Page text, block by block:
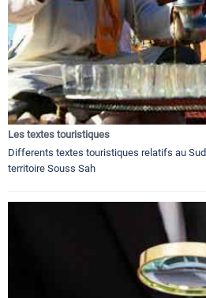
Les textes touristiques
Differents textes touristiques relatifs au
territoire Souss Sah